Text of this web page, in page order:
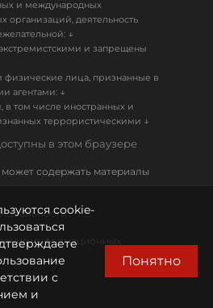
и международных
организаций, деятельность
↓
и запрещены
лица, признанные в
агентами: ↓
в том числе иностранных и
террористическими ↓
в этом браузере
содержать материалы
информационных
cookie-
с
и
Понятно